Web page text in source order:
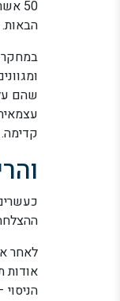
הבאות.
ההצלחה שלו: החל מגיל 50
לאחר
הניסוי